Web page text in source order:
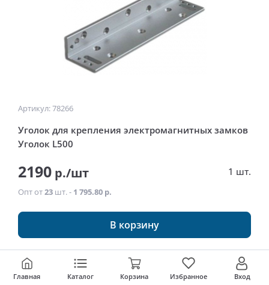
Главная Каталог Вход
Избранное
Корзина
Артикул: 78266
Уголок для крепления электромагнитных замков
Уголок L500
2190 р./шт 1 шт.
Опт от23 шт. - 1 795.80 р.
В корзину